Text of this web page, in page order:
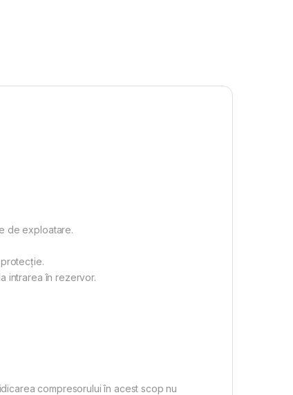
de exploatare.
intrarea în rezervor.
compresorului în acest scop nu